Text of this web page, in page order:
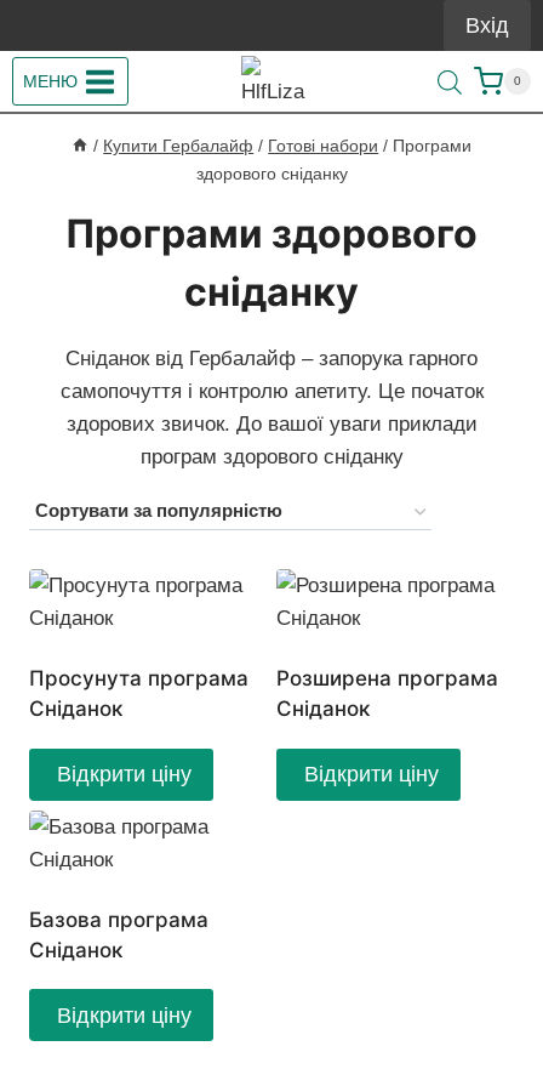
до
вмісту
Вхід
МЕНЮ 0
/ Купити Гербалайф / Готові набори / Програми
здорового сніданку
Програми здорового
сніданку
Сніданок від Гербалайф – запорука гарного
самопочуття і контролю апетиту. Це початок
здорових звичок. До вашої уваги приклади
програм здорового сніданку
Просунута програма
Сніданок
Відкрити ціну
Розширена програма
Сніданок
Відкрити ціну
Базова програма
Сніданок
Відкрити ціну